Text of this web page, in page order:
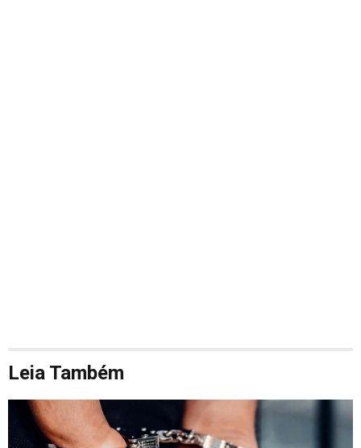
Leia Também